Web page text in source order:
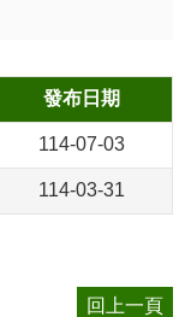
發布日期
114-07-03
114-03-31
回上一頁